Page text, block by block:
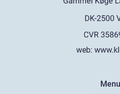
web:
Menu